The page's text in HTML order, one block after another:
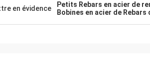
en évidence Petits Rebars en acier de
Bobines en acier de